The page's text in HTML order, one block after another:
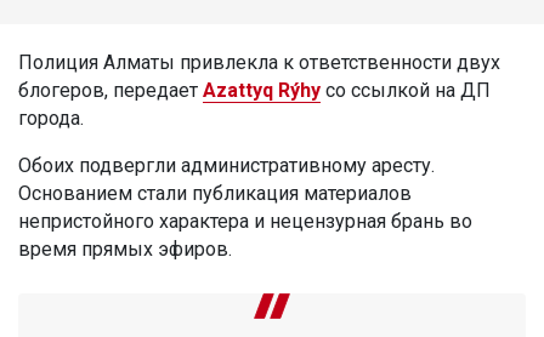
Полиция Алматы привлекла к ответственности двух
блогеров, передает Azattyq Rýhy со ссылкой на ДП
города.
Обоих подвергли административному аресту.
Основанием стали публикация материалов
непристойного характера и нецензурная брань во
время прямых эфиров.